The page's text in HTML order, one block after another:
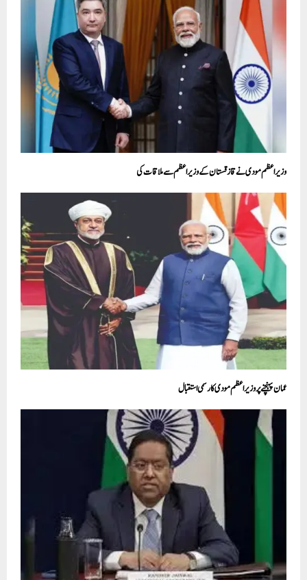
وزیر اعظم مودی نے قازقستان کے وزیر اعظم سے ملاقات کی
عمان پہنچنے پر وزیراعظم مودی کا رسمی استقبال